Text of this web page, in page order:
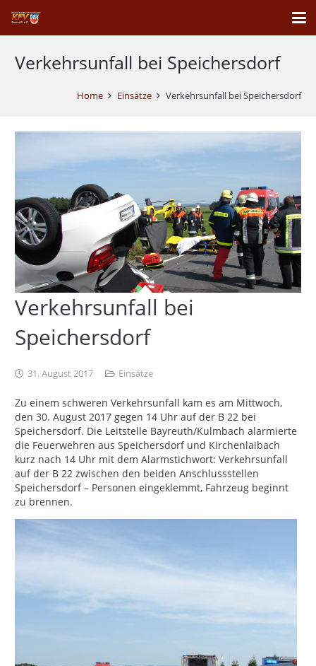
Verkehrsunfall bei Speichersdorf
Home Einsätze Verkehrsunfall bei Speichersdorf
Verkehrsunfall bei
Speichersdorf
31. August 2017 Einsätze
Zu einem schweren Verkehrsunfall kam es am Mittwoch,
den 30. August 2017 gegen 14 Uhr auf der B 22 bei
Speichersdorf. Die Leitstelle Bayreuth/Kulmbach alarmierte
die Feuerwehren aus Speichersdorf und Kirchenlaibach
kurz nach 14 Uhr mit dem Alarmstichwort: Verkehrsunfall
auf der B 22 zwischen den beiden Anschlussstellen
Speichersdorf – Personen eingeklemmt, Fahrzeug beginnt
zu brennen.